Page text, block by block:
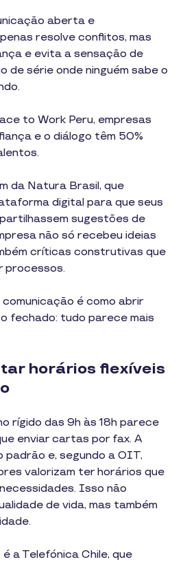
aberta e
resolve conflitos, mas
e evita a sensação de
de série onde ninguém sabe o
to Work Peru, empresas
e o diálogo têm 50%
da Natura Brasil, que
digital para que seus
sugestões de
não só recebeu ideias
críticas construtivas que
processos.
comunicação é como abrir
fechado: tudo parece mais
horários flexíveis
rígido das 9h às 18h parece
enviar cartas por fax. A
padrão e, segundo a OIT,
valorizam ter horários que
Isso não
de vida, mas também
a Telefónica Chile, que